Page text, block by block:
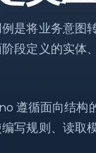
例是将业务意图
段定义的实体
遵循面向结构
写规则、读取